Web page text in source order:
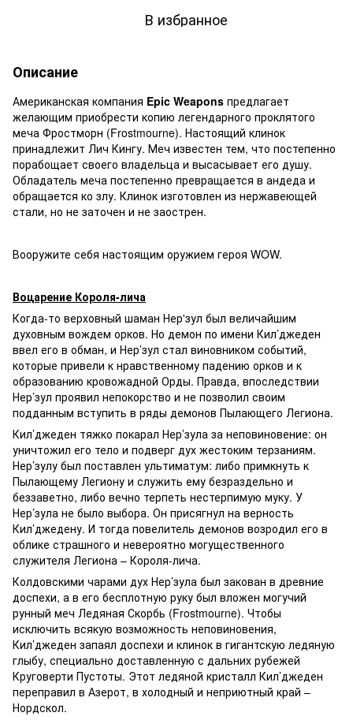
В избранное
Описание
Американская компания Epic Weapons предлагает
желающим приобрести копию легендарного проклятого
меча Фростморн (Frostmourne). Настоящий клинок
принадлежит Лич Кингу. Меч известен тем, что постепенно
порабощает своего владельца и высасывает его душу.
Обладатель меча постепенно превращается в андеда и
обращается ко злу. Клинок изготовлен из нержавеющей
стали, но не заточен и не заострен.
Вооружите себя настоящим оружием героя WOW.
Воцарение Короля-лича
Когда-то верховный шаман Нер'зул был величайшим
духовным вождем орков. Но демон по имени Кил’джеден
ввел его в обман, и Нер’зул стал виновником событий,
которые привели к нравственному падению орков и к
образованию кровожадной Орды. Правда, впоследствии
Нер’зул проявил непокорство и не позволил своим
подданным вступить в ряды демонов Пылающего Легиона.
Кил’джеден тяжко покарал Нер’зула за неповиновение: он
уничтожил его тело и подверг дух жестоким терзаниям.
Нер’зулу был поставлен ультиматум: либо примкнуть к
Пылающему Легиону и служить ему безраздельно и
беззаветно, либо вечно терпеть нестерпимую муку. У
Нер’зула не было выбора. Он присягнул на верность
Кил’джедену. И тогда повелитель демонов возродил его в
облике страшного и невероятно могущественного
служителя Легиона – Короля-лича.
Колдовскими чарами дух Нер’зула был закован в древние
доспехи, а в его бесплотную руку был вложен могучий
рунный меч Ледяная Скорбь (Frostmourne). Чтобы
исключить всякую возможность неповиновения,
Кил’джеден запаял доспехи и клинок в гигантскую ледяную
глыбу, специально доставленную с дальних рубежей
Круговерти Пустоты. Этот ледяной кристалл Кил’джеден
переправил в Азерот, в холодный и неприютный край –
Нордскол.